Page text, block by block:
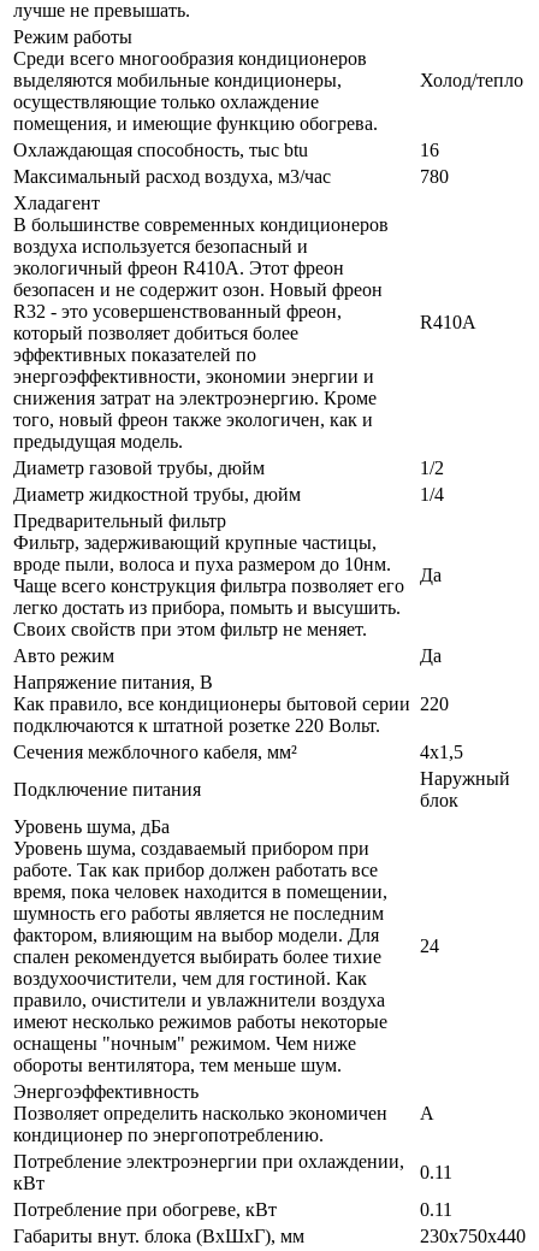
лучше не превышать.
Режим работы
Среди всего многообразия кондиционеров
выделяются мобильные кондиционеры,
осуществляющие только охлаждение
помещения, и имеющие функцию обогрева.
Холод/тепло
Охлаждающая способность, тыс btu
16
Максимальный расход воздуха, м3/час
780
Хладагент
В большинстве современных кондиционеров
воздуха используется безопасный и
экологичный фреон R410A. Этот фреон
безопасен и не содержит озон. Новый фреон
R32 - это усовершенствованный фреон,
который позволяет добиться более
эффективных показателей по
энергоэффективности, экономии энергии и
снижения затрат на электроэнергию. Кроме
того, новый фреон также экологичен, как и
предыдущая модель.
R410A
Диаметр газовой трубы, дюйм
1/2
Диаметр жидкостной трубы, дюйм
1/4
Предварительный фильтр
Фильтр, задерживающий крупные частицы,
вроде пыли, волоса и пуха размером до 10нм.
Чаще всего конструкция фильтра позволяет его
легко достать из прибора, помыть и высушить.
Своих свойств при этом фильтр не меняет.
Да
Авто режим
Да
Напряжение питания, В
Как правило, все кондиционеры бытовой серии
подключаются к штатной розетке 220 Вольт.
220
Сечения межблочного кабеля, мм²
4х1,5
Подключение питания
Наружный
блок
Уровень шума, дБа
Уровень шума, создаваемый прибором при
работе. Так как прибор должен работать все
время, пока человек находится в помещении,
шумность его работы является не последним
фактором, влияющим на выбор модели. Для
спален рекомендуется выбирать более тихие
воздухоочистители, чем для гостиной. Как
правило, очистители и увлажнители воздуха
имеют несколько режимов работы некоторые
оснащены "ночным" режимом. Чем ниже
обороты вентилятора, тем меньше шум.
24
Энергоэффективность
Позволяет определить насколько экономичен
кондиционер по энергопотреблению.
A
Потребление электроэнергии при охлаждении,
кВт
0.11
Потребление при обогреве, кВт
0.11
Габариты внут. блока (ВхШхГ), мм
230x750x440